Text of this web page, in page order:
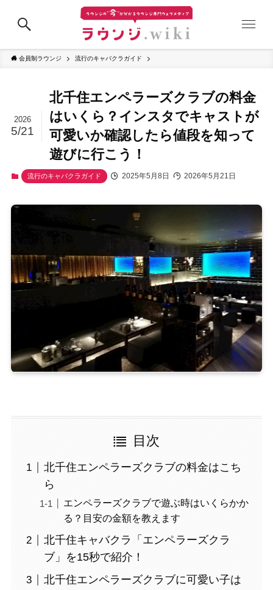
会員制ラウンジ 流行のキャバクラガイド
北千住エンペラーズクラブの料金
はいくら？インスタでキャストが
可愛いか確認したら値段を知って
遊びに行こう！
2026
5/21
流行のキャバクラガイド 2025年5月8日 2026年5月21日
目次
北千住エンペラーズクラブの料金はこち
ら
エンペラーズクラブで遊ぶ時はいくらかか
る？目安の金額を教えます
北千住キャバクラ「エンペラーズクラ
ブ」を15秒で紹介！
北千住エンペラーズクラブに可愛い子は